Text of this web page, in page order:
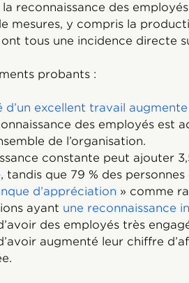
reconnaissance des
mesures, y compris la
tous une incidence directe
probants :
d’un excellent travail augmente
des employés est
de l’organisation.
constante peut ajouter
, tandis que 79 % des
d’appréciation » comme
ayant une reconnaissance
des employés très
augmenté leur chiffre